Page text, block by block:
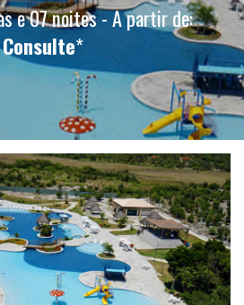
e 07 noites - A partir de:
Consulte*